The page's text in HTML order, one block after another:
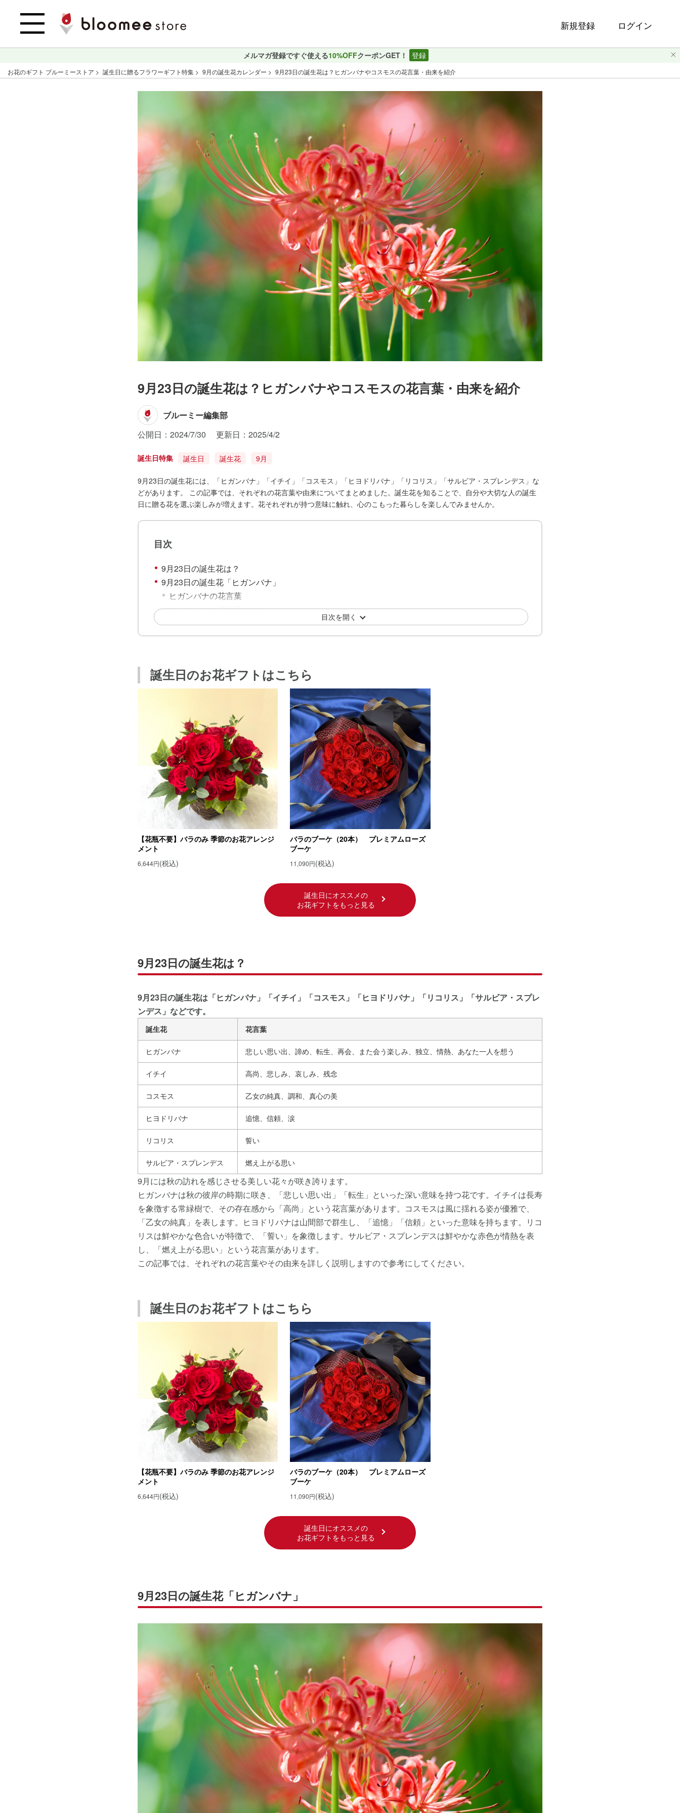
新規登録 ログイン
メルマガ登録ですぐ使える10%OFFクーポンGET！ 登録
お花のギフト ブルーミーストア 誕生日に贈るフラワーギフト特集 9月の誕生花カレンダー 9月23日の誕生花は？ヒガンバナやコスモスの花言葉・由来を紹介
9月23日の誕生花は？ヒガンバナやコスモスの花言葉・由来を紹介
ブルーミー編集部
公開日：2024/7/30
更新日：2025/4/2
誕生日特集 誕生日 誕生花 9月
9月23日の誕生花には、「ヒガンバナ」「イチイ」「コスモス」「ヒヨドリバナ」「リコリス」「サルビア・スプレンデス」な
どがあります。 この記事では、それぞれの花言葉や由来についてまとめました。誕生花を知ることで、自分や大切な人の誕生
日に贈る花を選ぶ楽しみが増えます。花それぞれが持つ意味に触れ、心のこもった暮らしを楽しんでみませんか。
目次
目次を開く
9月23日の誕生花は？
9月23日の誕生花「ヒガンバナ」
ヒガンバナの花言葉
ヒガンバナの花言葉の由来
9月23日の誕生花「イチイ」
イチイの花言葉
コスモスの花言葉
コスモスの花言葉の由来
ヒヨドリバナの花言葉
ヒヨドリバナの花言葉の由来
9月23日の誕生花「リコリス」
リコリスの花言葉
リコリスの花言葉の由来
9月23日の誕生花「サルビア・スプレンデス」
サルビア・スプレンデスの花言葉
サルビア・スプレンデスの花言葉の由来
月の誕生花の紹介
9月の誕生花一覧
誕生日のお花ギフトはこちら
【花瓶不要】バラのみ 季節のお花アレンジ
メント
6,644円(税込)
バラのブーケ（20本） プレミアムローズ
ブーケ
11,090円(税込)
誕生日にオススメの
お花ギフトをもっと見る
9月23日の誕生花は？
9月23日の誕生花は「ヒガンバナ」「イチイ」「コスモス」「ヒヨドリバナ」「リコリス」「サルビア・スプレ
ンデス」などです。
誕生花 花言葉
ヒガンバナ 悲しい思い出、諦め、転生、再会、また会う楽しみ、独立、情熱、あなた一人を想う
イチイ 高尚、悲しみ、哀しみ、残念
コスモス 乙女の純真、調和、真心の美
ヒヨドリバナ 追憶、信頼、涙
リコリス 誓い
サルビア・スプレンデス 燃え上がる思い
9月には秋の訪れを感じさせる美しい花々が咲き誇ります。
ヒガンバナは秋の彼岸の時期に咲き、「悲しい思い出」「転生」といった深い意味を持つ花です。イチイは長寿
を象徴する常緑樹で、その存在感から「高尚」という花言葉があります。コスモスは風に揺れる姿が優雅で、
「乙女の純真」を表します。ヒヨドリバナは山間部で群生し、「追憶」「信頼」といった意味を持ちます。リコ
リスは鮮やかな色合いが特徴で、「誓い」を象徴します。サルビア・スプレンデスは鮮やかな赤色が情熱を表
し、「燃え上がる思い」という花言葉があります。
この記事では、それぞれの花言葉やその由来を詳しく説明しますので参考にしてください。
誕生日のお花ギフトはこちら
【花瓶不要】バラのみ 季節のお花アレンジ
メント
6,644円(税込)
バラのブーケ（20本） プレミアムローズ
ブーケ
11,090円(税込)
誕生日にオススメの
お花ギフトをもっと見る
9月23日の誕生花「ヒガンバナ」